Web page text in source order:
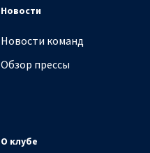
Новости
Новости команд
Обзор прессы
О клубе